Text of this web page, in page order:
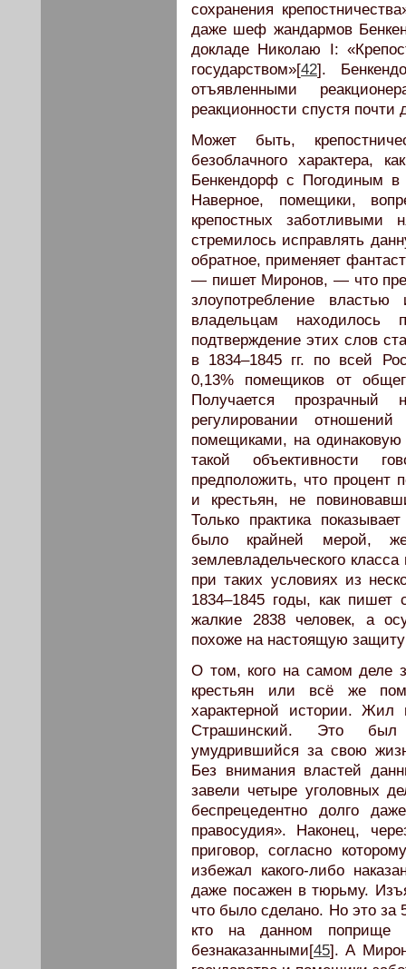
сохранения
даже шеф жандармов
докладе Николаю I:
государством»[42].
отъявленными
реакционности спустя почти
Может быть,
безоблачного характера,
Бенкендорф с Погодиным
Наверное, помещики,
крепостных заботливыми
стремилось исправлять
обратное, применяет
— пишет Миронов, — что
злоупотребление
владельцам
подтверждение этих слов
в 1834–1845 гг. по всей
0,13% помещиков от
Получается
регулировании
помещиками, на
такой объективности
предположить, что процент
и крестьян, не
Только практика
было крайней мерой,
землевладельческого
при таких условиях из
1834–1845 годы, как
жалкие 2838 человек, а
похоже на настоящую защиту
О том, кого на самом деле
крестьян или всё же
характерной истории. Жил
Страшинский. Это был
умудрившийся за свою
Без внимания властей
завели четыре уголовных
беспрецедентно долго
правосудия». Наконец,
приговор, согласно
избежал какого-либо
даже посажен в тюрьму.
что было сделано. Но это за
кто на данном поприще
безнаказанными[45]. А